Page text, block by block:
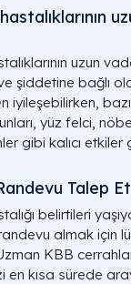
uzun
şiddetine bağlı
iyileşebilirken,
yüz felci,
gibi kalıcı etkiler
Talep Et
belirtileri
almak için
KBB
en kısa sürede